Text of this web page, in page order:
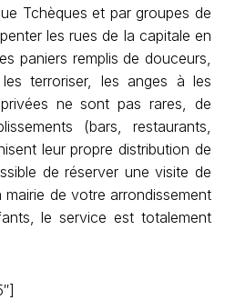
Tchèques et par groupes de
les rues de la capitale en
paniers remplis de douceurs,
terroriser, les anges à les
ne sont pas rares, de
(bars, restaurants,
leur propre distribution de
de réserver une visite de
de votre arrondissement
le service est totalement